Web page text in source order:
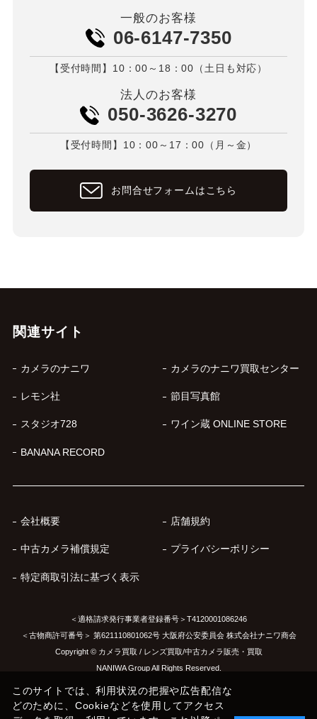
一般のお客様
06-6147-7350
【受付時間】10：00～18：00（土日も対応）
法人のお客様
050-3626-3270
【受付時間】10：00～17：00（月～金）
お問合せフォームはこちら
関連サイト
カメラのナニワ カメラのナニワ買取センター
レモン社 節目写真館
スタジオ728 ワイン蔵 ONLINE STORE
BANANA RECORD
会社概要 店舗規約
中古カメラ補償規定 プライバシーポリシー
特定商取引法に基づく表示
＜適格請求発行事業者登録番号＞T4120001086246
＜古物商許可番号＞ 第621110801062号 大阪府公安委員会 株式会社ナニワ商会
Copyright © カメラ買取 / レンズ買取/中古カメラ販売・買取
NANIWA Group All Rights Reserved.
このサイトでは、利用状況の把握や広告配信な
どのために、Cookieなどを使用してアクセス